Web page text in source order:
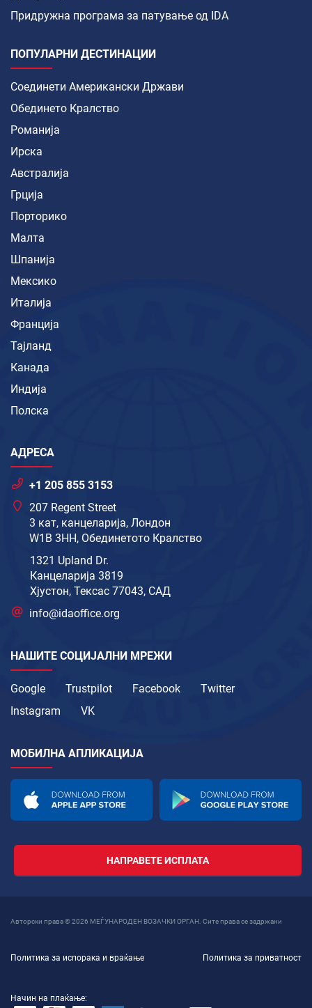
Придружна програма за патување од IDA
ПОПУЛАРНИ ДЕСТИНАЦИИ
Соединети Американски Држави
Обединето Кралство
Романија
Ирска
Австралија
Грција
Порторико
Малта
Шпанија
Мексико
Италија
Франција
Тајланд
Канада
Индија
Полска
АДРЕСА
+1 205 855 3153
207 Regent Street
3 кат, канцеларија, Лондон
W1B 3HH, Обединетото Кралство
1321 Upland Dr.
Канцеларија 3819
Хјустон, Тексас 77043, САД
info@idaoffice.org
НАШИТЕ СОЦИЈАЛНИ МРЕЖИ
Google Trustpilot Facebook
Twitter
Instagram
VK
МОБИЛНА АПЛИКАЦИЈА
НАПРАВЕТЕ ИСПЛАТА
Авторски права © 2026 МЕЃУНАРОДЕН ВОЗАЧКИ ОРГАН. Сите права се задржани
Политика за испорака и враќање Политика за приватност
Начин на плаќање: